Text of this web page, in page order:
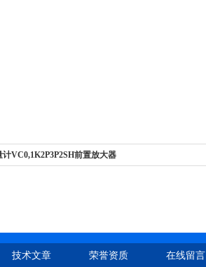
VC0,1K2P3P2SH前置放大器
技术文章 荣誉资质 在线留言